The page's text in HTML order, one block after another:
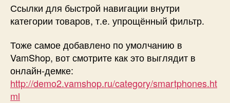
Ссылки для быстрой навигации внутри
категории товаров, т.е. упрощённый фильтр.
Тоже самое добавлено по умолчанию в
VamShop, вот смотрите как это выглядит в
онлайн-демке:
http://demo2.vamshop.ru/category/smartphones.ht
ml